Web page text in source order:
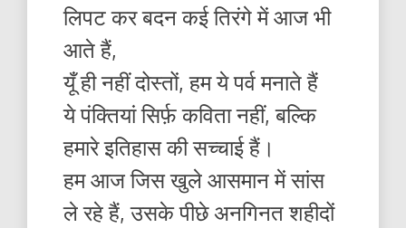
लिपट कर बदन कई तिरंगे में आज भी
आते हैं,
यूँ ही नहीं दोस्तों, हम ये पर्व मनाते हैं
ये पंक्तियां सिर्फ़ कविता नहीं, बल्कि
हमारे इतिहास की सच्चाई हैं।
हम आज जिस खुले आसमान में सांस
ले रहे हैं, उसके पीछे अनगिनत शहीदों